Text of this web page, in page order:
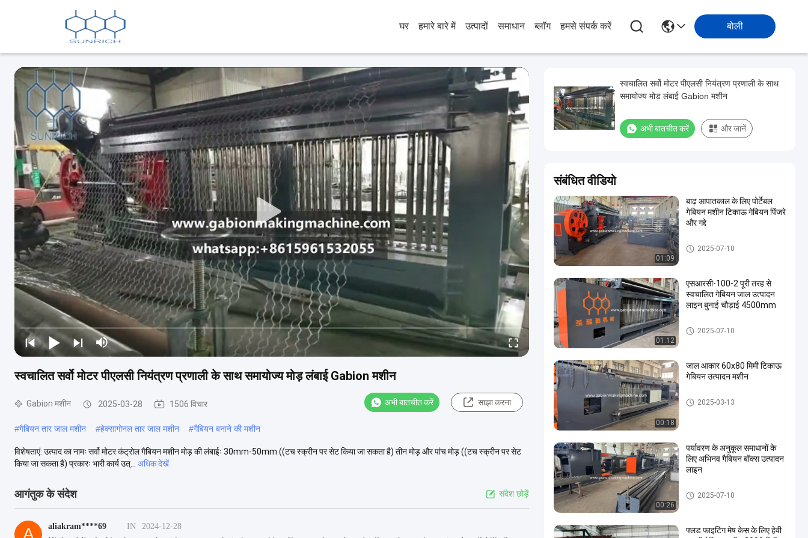
घर हमारे बारे में उत्पादों समाधान ब्लॉग हमसे संपर्क करें बोली
स्वचालित सर्वो मोटर पीएलसी नियंत्रण प्रणाली के साथ समायोज्य मोड़ लंबाई Gabion मशीन
Gabion मशीन 2025-03-28 1506 विचार अभी बातचीत करें साझा करना
#गैबियन तार जाल मशीन #हेक्सागोनल तार जाल मशीन #गैबियन बनाने की मशीन
विशेषताएं: उत्पाद का नामः सर्वो मोटर कंट्रोल गैबियन मशीन मोड़ की लंबाईः 30mm-50mm ((टच स्क्रीन पर सेट किया जा सकता है) तीन मोड़ और पांच मोड़ ((टच स्क्रीन पर सेट
किया जा सकता है) प्रकारः भारी कार्य उत्...
अधिक देखें
आगंतुक के संदेश संदेश छोड़ें
A aliakram****69 IN
2024-12-28
स्वचालित सर्वो मोटर पीएलसी नियंत्रण प्रणाली के साथ
समायोज्य मोड़ लंबाई Gabion मशीन
अभी बातचीत करें और जानें
संबंधित वीडियो
01:09
बाढ़ आपातकाल के लिए पोर्टेबल
गेबियन मशीन टिकाऊ गेबियन पिंजरे
और गद्दे
Gabion मशीन
2025-07-10
01:12
एसआरसी-100-2 पूरी तरह से
स्वचालित गेबियन जाल उत्पादन
लाइन बुनाई चौड़ाई 4500mm
Gabion मशीन
2025-07-10
00:18
जाल आकार 60x80 मिमी टिकाऊ
गेबियन उत्पादन मशीन
Gabion मशीन
2025-03-13
00:26
पर्यावरण के अनुकूल समाधानों के
लिए अभिनव गैबियन बॉक्स उत्पादन
लाइन
Gabion मशीन
2025-07-10
फ्लड फाइटिंग मेष केस के लिए हेवी